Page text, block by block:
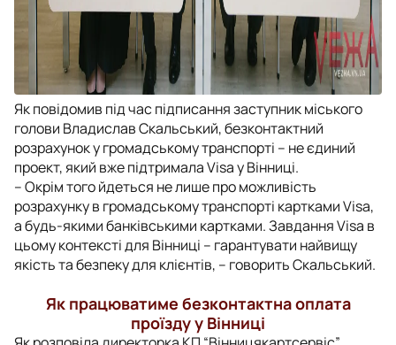
Як повідомив під час підписання заступник міського
голови Владислав Скальський, безконтактний
розрахунок у громадському транспорті – не єдиний
проект, який вже підтримала Visa у Вінниці.
– Окрім того йдеться не лише про можливість
розрахунку в громадському транспорті картками Visa,
а будь-якими банківськими картками. Завдання Visa в
цьому контексті для Вінниці – гарантувати найвищу
якість та безпеку для клієнтів, – говорить Скальський.
Як працюватиме безконтактна оплата
проїзду у Вінниці